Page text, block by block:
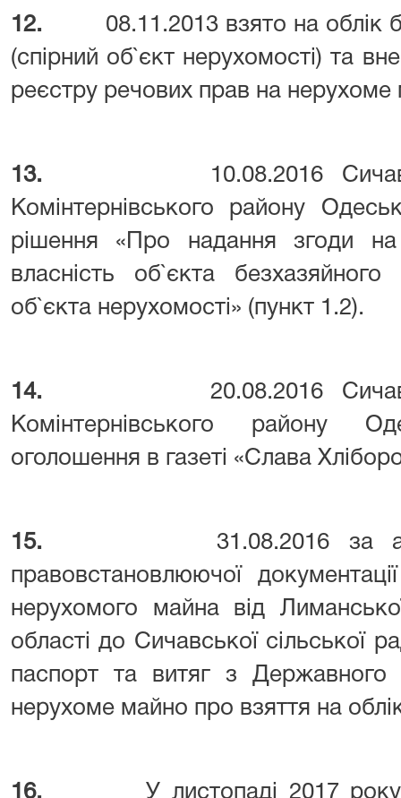
12. 08.11.2013 взято на облік
(спірний об`єкт нерухомості) та
реєстру речових прав на нерухоме
13. 10.08.2016
Комінтернівського району
рішення «Про надання згоди
власність об`єкта
об`єкта нерухомості» (пункт 1.2).
14.20.08.2016
Комінтернівського району
оголошення в газеті «Слава
15. 31.08.2016 за
правовстановлюючої
нерухомого майна від
області до Сичавської сільської
паспорт та витяг з
нерухоме майно про взяття на
16. У листопаді 2017